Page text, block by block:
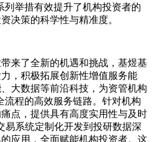
列举措有效提升了机构投资者的
决策的科学性与精准度。
来了全新的机遇和挑战，基煜基
，积极拓展创新性增值服务能
大数据等前沿科技，为资管机构
流程的高效服务链路。针对机构
点，提供具有高度实用性与及时
易系统定制化开发到投研数据深
应用，全面赋能机构投资者。这